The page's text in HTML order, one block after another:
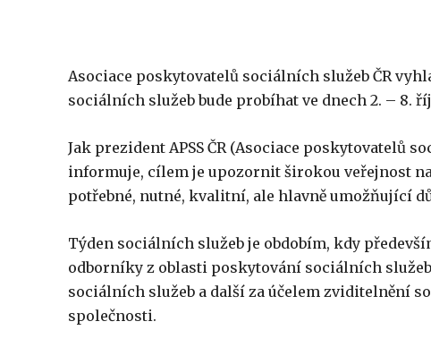
Asociace poskytovatelů sociálních služeb ČR
sociálních služeb bude probíhat ve dnech 2. – 8.
Jak prezident APSS ČR (Asociace poskytovatelů
informuje, cílem je upozornit širokou veřejnost
potřebné, nutné, kvalitní, ale hlavně umožňující
Týden sociálních služeb je obdobím, kdy
odborníky z oblasti poskytování sociálních
sociálních služeb a další za účelem zviditelnění
společnosti.